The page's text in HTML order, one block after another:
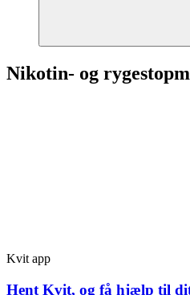
Nikotin- og
Kvit app
Hent Kvit, og få hjælp til